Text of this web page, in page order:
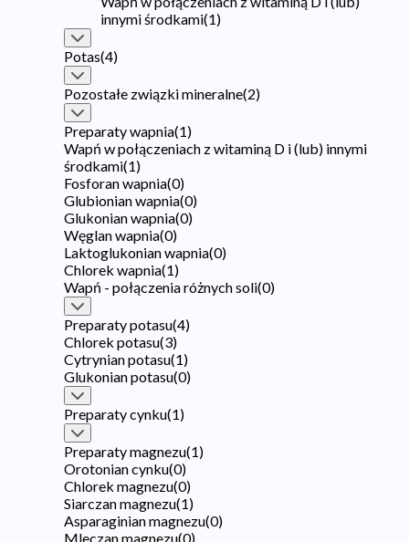
innymi środkami(1)
Potas(4)
Pozostałe związki mineralne(2)
Preparaty wapnia(1)
Wapń w połączeniach z witaminą D i (lub) innymi
środkami(1)
Fosforan wapnia(0)
Glubionian wapnia(0)
Glukonian wapnia(0)
Węglan wapnia(0)
Laktoglukonian wapnia(0)
Chlorek wapnia(1)
Wapń - połączenia różnych soli(0)
Preparaty potasu(4)
Chlorek potasu(3)
Cytrynian potasu(1)
Glukonian potasu(0)
Preparaty cynku(1)
Preparaty magnezu(1)
Orotonian cynku(0)
Chlorek magnezu(0)
Siarczan magnezu(1)
Asparaginian magnezu(0)
Mleczan magnezu(0)